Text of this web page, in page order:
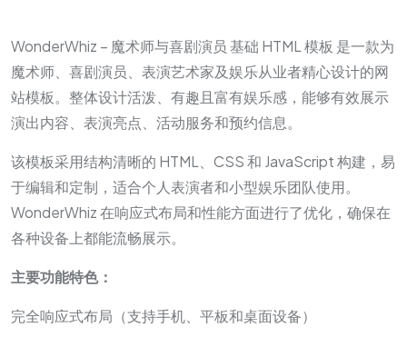
WonderWhiz – 魔术师与喜剧演员 基础 HTML 模板 是一款为
魔术师、喜剧演员、表演艺术家及娱乐从业者精心设计的网
站模板。整体设计活泼、有趣且富有娱乐感，能够有效展示
演出内容、表演亮点、活动服务和预约信息。
该模板采用结构清晰的 HTML、CSS 和 JavaScript 构建，易
于编辑和定制，适合个人表演者和小型娱乐团队使用。
WonderWhiz 在响应式布局和性能方面进行了优化，确保在
各种设备上都能流畅展示。
主要功能特色：
完全响应式布局（支持手机、平板和桌面设备）